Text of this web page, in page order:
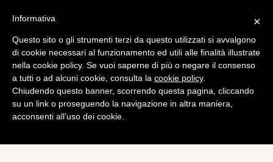
Cronaca
Ucraina: tregua tra Kiev e
Mosca
di Redazione
×
Informativa
Questo sito o gli strumenti terzi da questo utilizzati si avvalgono
di cookie necessari al funzionamento ed utili alle finalità illustrate
nella cookie policy. Se vuoi saperne di più o negare il consenso
a tutti o ad alcuni cookie, consulta la cookie policy.
Chiudendo questo banner, scorrendo questa pagina, cliccando
su un link o proseguendo la navigazione in altra maniera,
acconsenti all’uso dei cookie.